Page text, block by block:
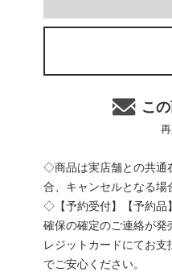
こ
◇商品は実店舗との共通
合、キャンセルとなる場
◇【予約受付】【予約品
確保の確定のご連絡が発
レジットカードにてお
でご安心ください。